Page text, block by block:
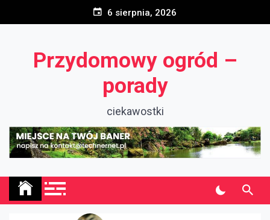
6 sierpnia, 2026
Przydomowy ogród –
porady
ciekawostki